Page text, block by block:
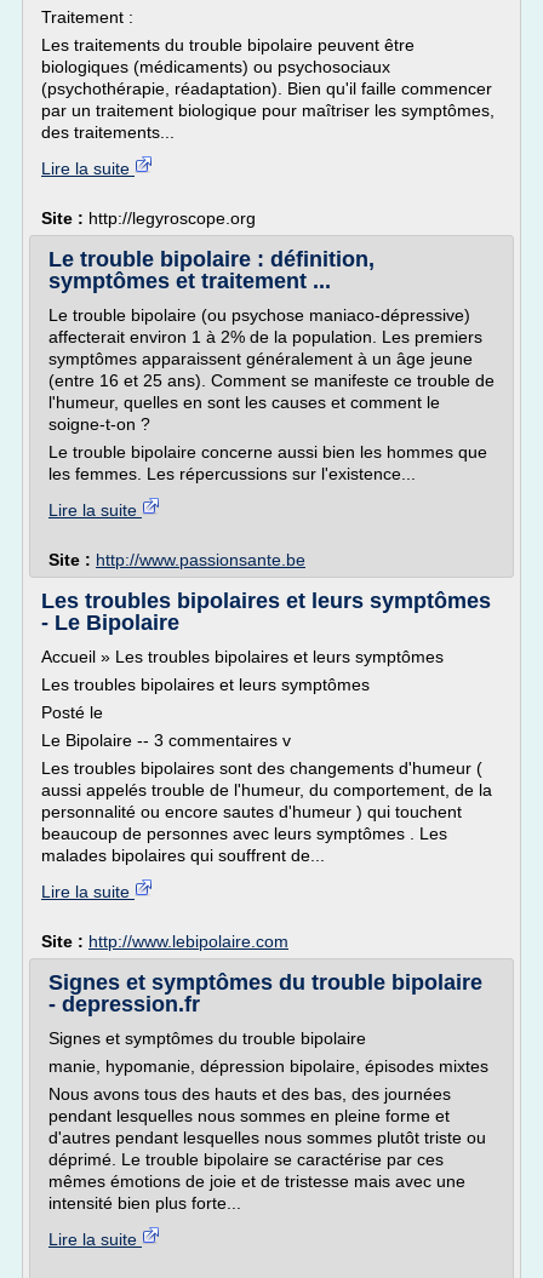
Traitement :
Les traitements du trouble bipolaire peuvent être
biologiques (médicaments) ou psychosociaux
(psychothérapie, réadaptation). Bien qu'il faille commencer
par un traitement biologique pour maîtriser les symptômes,
des traitements...
Lire la suite
Site : http://legyroscope.org
Le trouble bipolaire : définition,
symptômes et traitement ...
Le trouble bipolaire (ou psychose maniaco-dépressive)
affecterait environ 1 à 2% de la population. Les premiers
symptômes apparaissent généralement à un âge jeune
(entre 16 et 25 ans). Comment se manifeste ce trouble de
l'humeur, quelles en sont les causes et comment le
soigne-t-on ?
Le trouble bipolaire concerne aussi bien les hommes que
les femmes. Les répercussions sur l'existence...
Lire la suite
Site : http://www.passionsante.be
Les troubles bipolaires et leurs symptômes
- Le Bipolaire
Accueil » Les troubles bipolaires et leurs symptômes
Les troubles bipolaires et leurs symptômes
Posté le
Le Bipolaire -- 3 commentaires v
Les troubles bipolaires sont des changements d'humeur (
aussi appelés trouble de l'humeur, du comportement, de la
personnalité ou encore sautes d'humeur ) qui touchent
beaucoup de personnes avec leurs symptômes . Les
malades bipolaires qui souffrent de...
Lire la suite
Site : http://www.lebipolaire.com
Signes et symptômes du trouble bipolaire
- depression.fr
Signes et symptômes du trouble bipolaire
manie, hypomanie, dépression bipolaire, épisodes mixtes
Nous avons tous des hauts et des bas, des journées
pendant lesquelles nous sommes en pleine forme et
d'autres pendant lesquelles nous sommes plutôt triste ou
déprimé. Le trouble bipolaire se caractérise par ces
mêmes émotions de joie et de tristesse mais avec une
intensité bien plus forte...
Lire la suite